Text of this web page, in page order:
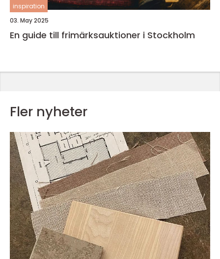
inspiration
03. May 2025
En guide till frimärksauktioner i Stockholm
Fler nyheter